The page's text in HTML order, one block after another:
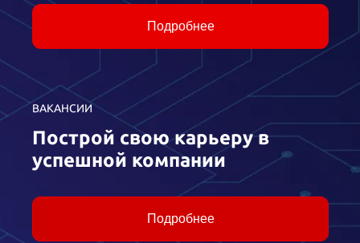
Подробнее
ВАКАНСИИ
Построй свою карьеру в
успешной компании
Подробнее